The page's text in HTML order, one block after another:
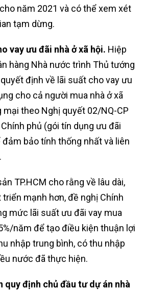
năm 2021 và có thể xem xét
tạm dừng.
vay ưu đãi nhà ở xã hội. Hiệp
hàng Nhà nước trình Thủ tướng
định về lãi suất cho vay ưu
cho cả người mua nhà ở xã
mại theo Nghị quyết 02/NQ-CP
phủ (gói tín dụng ưu đãi
bảo tính thống nhất và liên
TP.HCM cho rằng về lâu dài,
triển mạnh hơn, đề nghị Chính
mức lãi suất ưu đãi vay mua
năm để tạo điều kiện thuận lợi
nhập trung bình, có thu nhập
nước đã thực hiện.
quy định chủ đầu tư dự án nhà